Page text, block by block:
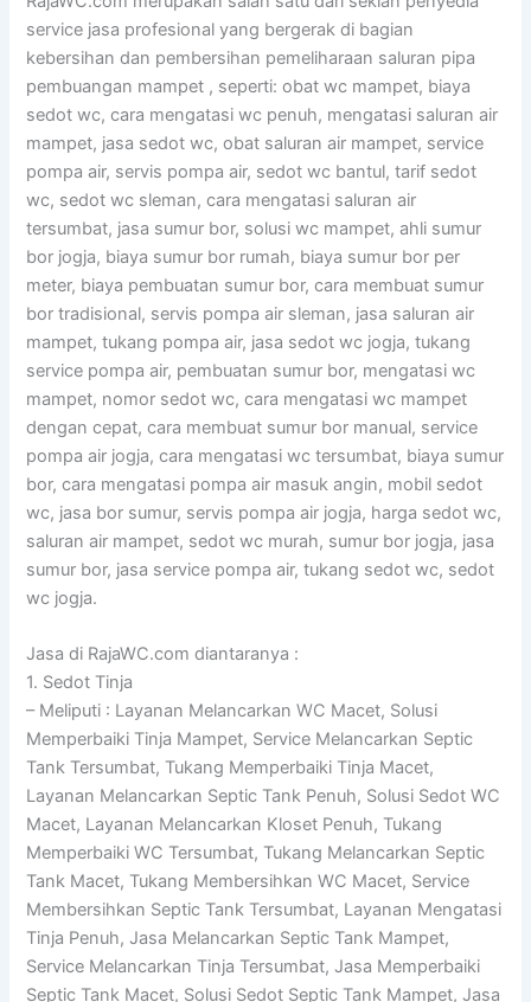
service jasa profesional yang bergerak di bagian
kebersihan dan pembersihan pemeliharaan saluran pipa
pembuangan mampet , seperti: obat wc mampet, biaya
sedot wc, cara mengatasi wc penuh, mengatasi saluran air
mampet, jasa sedot wc, obat saluran air mampet, service
pompa air, servis pompa air, sedot wc bantul, tarif sedot
wc, sedot wc sleman, cara mengatasi saluran air
tersumbat, jasa sumur bor, solusi wc mampet, ahli sumur
bor jogja, biaya sumur bor rumah, biaya sumur bor per
meter, biaya pembuatan sumur bor, cara membuat sumur
bor tradisional, servis pompa air sleman, jasa saluran air
mampet, tukang pompa air, jasa sedot wc jogja, tukang
service pompa air, pembuatan sumur bor, mengatasi wc
mampet, nomor sedot wc, cara mengatasi wc mampet
dengan cepat, cara membuat sumur bor manual, service
pompa air jogja, cara mengatasi wc tersumbat, biaya sumur
bor, cara mengatasi pompa air masuk angin, mobil sedot
wc, jasa bor sumur, servis pompa air jogja, harga sedot wc,
saluran air mampet, sedot wc murah, sumur bor jogja, jasa
sumur bor, jasa service pompa air, tukang sedot wc, sedot
wc jogja.
Jasa di RajaWC.com diantaranya :
1. Sedot Tinja
– Meliputi : Layanan Melancarkan WC Macet, Solusi
Memperbaiki Tinja Mampet, Service Melancarkan Septic
Tank Tersumbat, Tukang Memperbaiki Tinja Macet,
Layanan Melancarkan Septic Tank Penuh, Solusi Sedot WC
Macet, Layanan Melancarkan Kloset Penuh, Tukang
Memperbaiki WC Tersumbat, Tukang Melancarkan Septic
Tank Macet, Tukang Membersihkan WC Macet, Service
Membersihkan Septic Tank Tersumbat, Layanan Mengatasi
Tinja Penuh, Jasa Melancarkan Septic Tank Mampet,
Service Melancarkan Tinja Tersumbat, Jasa Memperbaiki
Septic Tank Macet, Solusi Sedot Septic Tank Mampet, Jasa